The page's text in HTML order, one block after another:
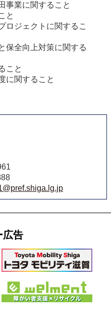
事業に関すること
と
ロジェクトに関するこ
保全向上対策に関する
こと
に関すること
広告